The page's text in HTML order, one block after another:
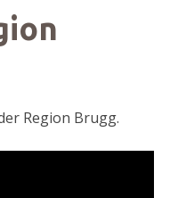
Region Brugg.